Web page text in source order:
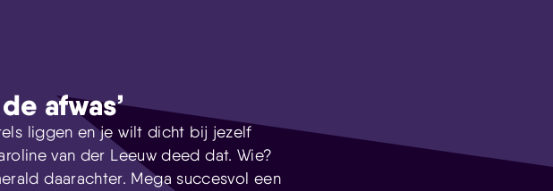
afwas’
liggen en je wilt dicht bij jezelf
van der Leeuw deed dat. Wie?
daarachter. Mega succesvol een